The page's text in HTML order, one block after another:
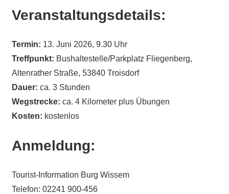
Veranstaltungsdetails:
Termin: 13. Juni 2026, 9.30 Uhr
Treffpunkt: Bushaltestelle/Parkplatz Fliegenberg,
Altenrather Straße, 53840 Troisdorf
Dauer: ca. 3 Stunden
Wegstrecke: ca. 4 Kilometer plus Übungen
Kosten: kostenlos
Anmeldung:
Tourist-Information Burg Wissem
Telefon: 02241 900-456